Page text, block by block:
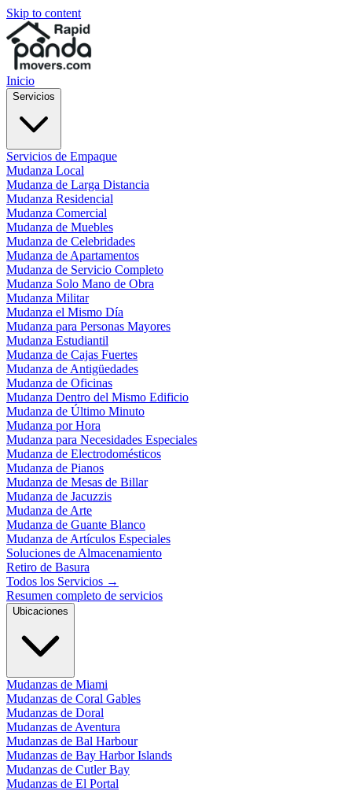
Skip to content
Inicio
Servicios
Servicios de Empaque
Mudanza Local
Mudanza de Larga Distancia
Mudanza Residencial
Mudanza Comercial
Mudanza de Muebles
Mudanza de Celebridades
Mudanza de Apartamentos
Mudanza de Servicio Completo
Mudanza Solo Mano de Obra
Mudanza Militar
Mudanza el Mismo Día
Mudanza para Personas Mayores
Mudanza Estudiantil
Mudanza de Cajas Fuertes
Mudanza de Antigüedades
Mudanza de Oficinas
Mudanza Dentro del Mismo Edificio
Mudanza de Último Minuto
Mudanza por Hora
Mudanza para Necesidades Especiales
Mudanza de Electrodomésticos
Mudanza de Pianos
Mudanza de Mesas de Billar
Mudanza de Jacuzzis
Mudanza de Arte
Mudanza de Guante Blanco
Mudanza de Artículos Especiales
Soluciones de Almacenamiento
Retiro de Basura
Todos los Servicios →
Resumen completo de servicios
Ubicaciones
Mudanzas de Miami
Mudanzas de Coral Gables
Mudanzas de Doral
Mudanzas de Aventura
Mudanzas de Bal Harbour
Mudanzas de Bay Harbor Islands
Mudanzas de Cutler Bay
Mudanzas de El Portal